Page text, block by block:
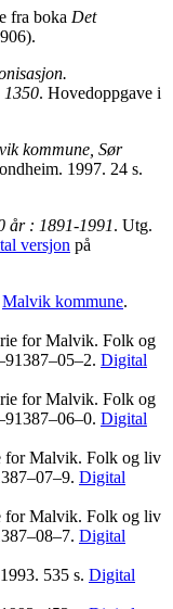
fra boka Det
1350. Hovedoppgave i
kommune, Sør
1997. 24 s.
år : 1891-1991. Utg.
versjon på
Malvik kommune.
for Malvik. Folk og
Digital
for Malvik. Folk og
Digital
for Malvik. Folk og liv
Digital
for Malvik. Folk og liv
Digital
535 s. Digital